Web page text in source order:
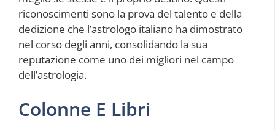
riconoscimenti sono la prova del talento e della
dedizione che l’astrologo italiano ha dimostrato
nel corso degli anni, consolidando la sua
reputazione come uno dei migliori nel campo
dell’astrologia.
Colonne E Libri